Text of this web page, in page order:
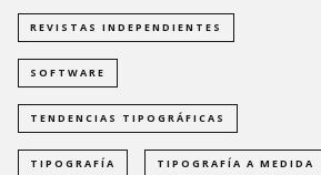
REVISTAS INDEPENDIENTES
SOFTWARE
TENDENCIAS TIPOGRÁFICAS
TIPOGRAFÍA TIPOGRAFÍA A MEDIDA